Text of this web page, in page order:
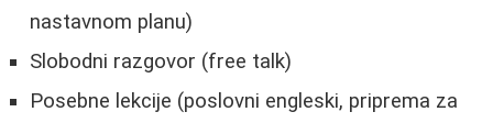
nastavnom planu)
Slobodni razgovor (free talk)
Posebne lekcije (poslovni engleski, priprema za